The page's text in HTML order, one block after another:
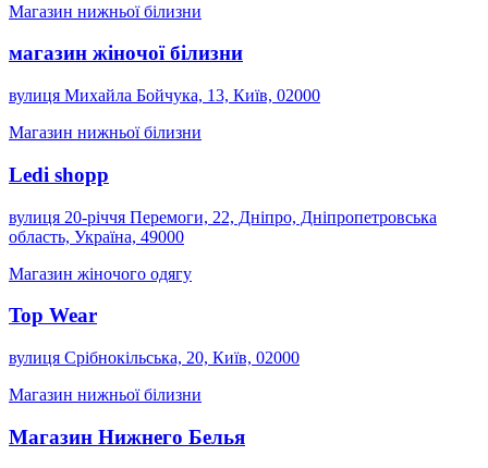
Магазин нижньої білизни
магазин жіночої білизни
вулиця Михайла Бойчука, 13, Київ, 02000
Магазин нижньої білизни
Ledi shopp
вулиця 20-річчя Перемоги, 22, Дніпро, Дніпропетровська
область, Україна, 49000
Магазин жіночого одягу
Top Wear
вулиця Срібнокільська, 20, Київ, 02000
Магазин нижньої білизни
Магазин Нижнего Белья